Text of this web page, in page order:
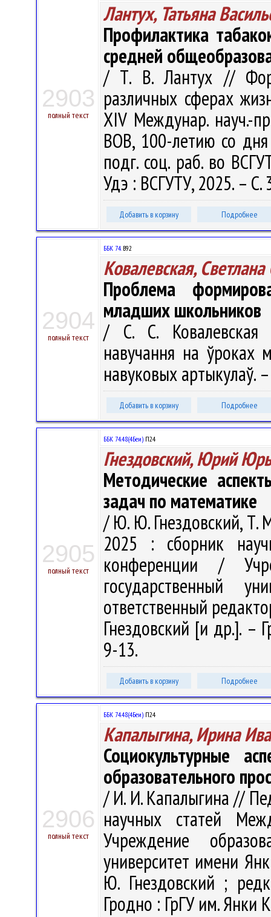
2903
полный текст
Лантух, Татьяна
Профилактика
средней
/ Т. В. Лантух //
различных сферах
ХIV Междунар. науч.-
ВОВ, 100-летию со
подг. соц. раб. во
Удэ : ВСГУТУ, 2025. –
Добавить в корзину Подробнее
2904
полный текст
ББК 74.В92
Ковалевская,
Проблема
младших школьников
/ С. С. Ковалевская
навучання на ўроках
навуковых артыкулаў.
Добавить в корзину Подробнее
2905
полный текст
ББК 74.48(4Беи) П24
Гнездовский, Юрий
Методические
задач по математике
/ Ю. Ю. Гнездовский, Т.
2025 : сборник
конференции /
государственный
ответственный
Гнездовский [и др.]. –
9-13.
Добавить в корзину Подробнее
2906
полный текст
ББК 74.48(4Беи) П24
Капалыгина, Ирина
Социокультурные
образовательного
/ И. И. Капалыгина //
научных статей
Учреждение
университет имени
Ю. Гнездовский ;
Гродно : ГрГУ им. Янки